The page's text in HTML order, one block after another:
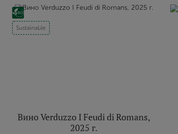
Sustainable
Вино Verduzzo I Feudi di Romans,
2025 г.